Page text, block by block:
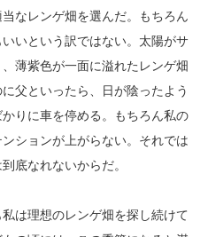
なレンゲ畑を選んだ。もちろん
いという訳ではない。太陽がサ
薄紫色が一面に溢れたレンゲ畑
父といったら、日が陰ったよう
りに車を停める。もちろん私の
ションが上がらない。それでは
底なれないからだ。
は理想のレンゲ畑を探し続けて